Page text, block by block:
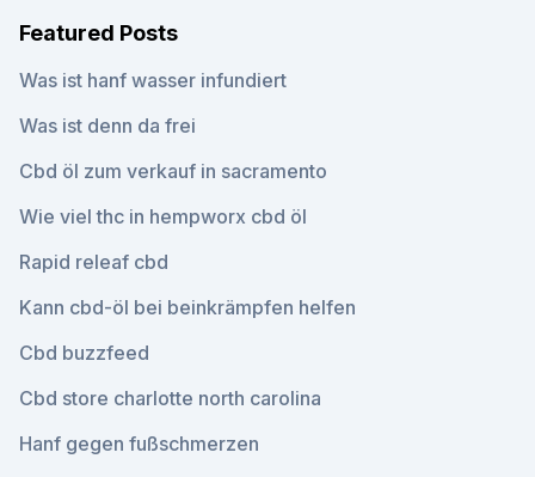
Featured Posts
Was ist hanf wasser infundiert
Was ist denn da frei
Cbd öl zum verkauf in sacramento
Wie viel thc in hempworx cbd öl
Rapid releaf cbd
Kann cbd-öl bei beinkrämpfen helfen
Cbd buzzfeed
Cbd store charlotte north carolina
Hanf gegen fußschmerzen